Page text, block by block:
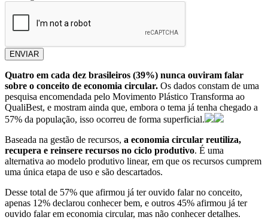
ENVIAR
Quatro em cada dez brasileiros (39%) nunca ouviram falar
sobre o conceito de economia circular. Os dados constam de uma
pesquisa encomendada pelo Movimento Plástico Transforma ao
QualiBest, e mostram ainda que, embora o tema já tenha chegado a
57% da população, isso ocorreu de forma superficial.
Baseada na gestão de recursos, a economia circular reutiliza,
recupera e reinsere recursos no ciclo produtivo. É uma
alternativa ao modelo produtivo linear, em que os recursos cumprem
uma única etapa de uso e são descartados.
Desse total de 57% que afirmou já ter ouvido falar no conceito,
apenas 12% declarou conhecer bem, e outros 45% afirmou já ter
ouvido falar em economia circular, mas não conhecer detalhes.